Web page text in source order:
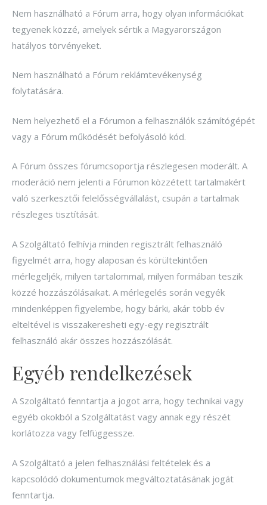
Nem használható a Fórum arra, hogy olyan információkat
tegyenek közzé, amelyek sértik a Magyarországon
hatályos törvényeket.
Nem használható a Fórum reklámtevékenység
folytatására.
Nem helyezhető el a Fórumon a felhasználók számítógépét
vagy a Fórum működését befolyásoló kód.
A Fórum összes fórumcsoportja részlegesen moderált. A
moderáció nem jelenti a Fórumon közzétett tartalmakért
való szerkesztői felelősségvállalást, csupán a tartalmak
részleges tisztítását.
A Szolgáltató felhívja minden regisztrált felhasználó
figyelmét arra, hogy alaposan és körültekintően
mérlegeljék, milyen tartalommal, milyen formában teszik
közzé hozzászólásaikat. A mérlegelés során vegyék
mindenképpen figyelembe, hogy bárki, akár több év
elteltével is visszakeresheti egy-egy regisztrált
felhasználó akár összes hozzászólását.
Egyéb rendelkezések
A Szolgáltató fenntartja a jogot arra, hogy technikai vagy
egyéb okokból a Szolgáltatást vagy annak egy részét
korlátozza vagy felfüggessze.
A Szolgáltató a jelen felhasználási feltételek és a
kapcsolódó dokumentumok megváltoztatásának jogát
fenntartja.